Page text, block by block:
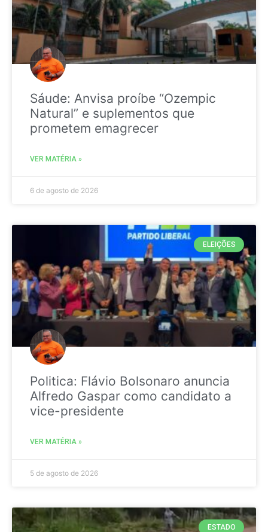
Sáude: Anvisa proíbe “Ozempic
Natural” e suplementos que
prometem emagrecer
VER MATÉRIA »
6 de agosto de 2026
ELEIÇÕES
Politica: Flávio Bolsonaro anuncia
Alfredo Gaspar como candidato a
vice-presidente
VER MATÉRIA »
5 de agosto de 2026
ESTADO